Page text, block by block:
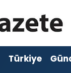
Türkiye